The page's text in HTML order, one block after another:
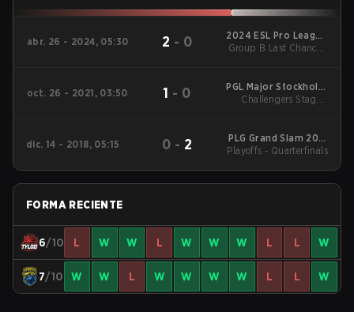
abr. 26 - 2024, 05:30 2 - 0
2024 ESL Pro League
Season 19
Group B Last Chance -
oct. 26 - 2021, 03:50
1 - 0
PGL Major Stockholm
2021 Main Event
Challengers Stage -
dic. 14 - 2018, 05:15 0 - 2
PLG Grand Slam 2018
Main Event
Playoffs - Quarterfinals
FORMA RECIENTE
6/10 L W W L W W W L L W
7/10 W W L W W W W L L W